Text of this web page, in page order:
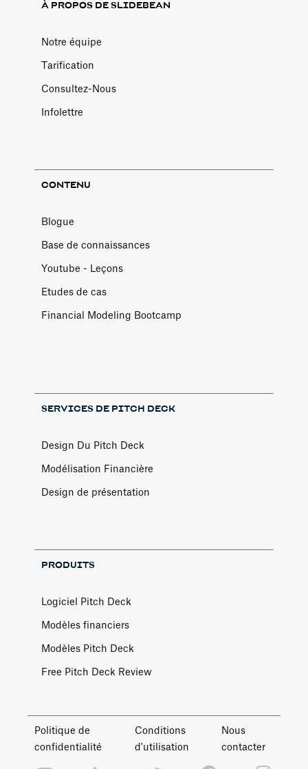
À PROPOS DE SLIDEBEAN
Notre équipe
Tarification
Consultez-Nous
Infolettre
CONTENU
Blogue
Base de connaissances
Youtube - Leçons
Etudes de cas
Financial Modeling Bootcamp
SERVICES DE PITCH DECK
Design Du Pitch Deck
Modélisation Financière
Design de présentation
PRODUITS
Logiciel Pitch Deck
Modèles financiers
Modèles Pitch Deck
Free Pitch Deck Review
Politique de
confidentialité
Conditions
d'utilisation
Nous
contacter